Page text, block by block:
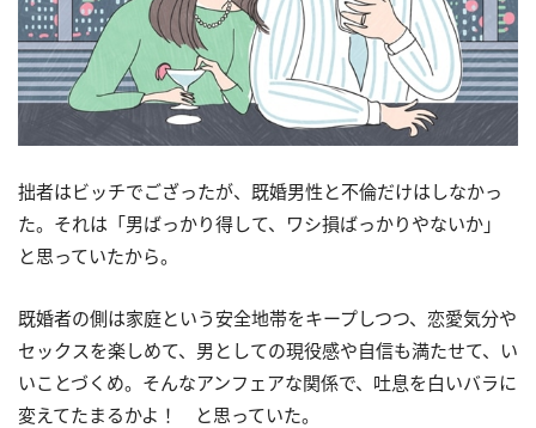
拙者はビッチでござったが、既婚男性と不倫だけはしなかっ
た。それは「男ばっかり得して、ワシ損ばっかりやないか」
と思っていたから。
既婚者の側は家庭という安全地帯をキープしつつ、恋愛気分や
セックスを楽しめて、男としての現役感や自信も満たせて、い
いことづくめ。そんなアンフェアな関係で、吐息を白いバラに
変えてたまるかよ！ と思っていた。